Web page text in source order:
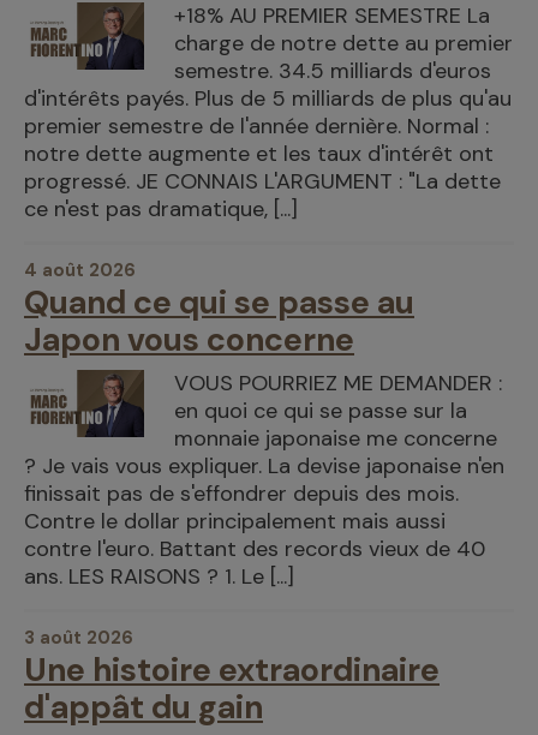
+18% AU PREMIER SEMESTRE La
charge de notre dette au premier
semestre. 34.5 milliards d'euros
d'intérêts payés. Plus de 5 milliards de plus qu'au
premier semestre de l'année dernière. Normal :
notre dette augmente et les taux d'intérêt ont
progressé. JE CONNAIS L'ARGUMENT : "La dette
ce n'est pas dramatique, [...]
4 août 2026
Quand ce qui se passe au
Japon vous concerne
VOUS POURRIEZ ME DEMANDER :
en quoi ce qui se passe sur la
monnaie japonaise me concerne
? Je vais vous expliquer. La devise japonaise n'en
finissait pas de s'effondrer depuis des mois.
Contre le dollar principalement mais aussi
contre l'euro. Battant des records vieux de 40
ans. LES RAISONS ? 1. Le [...]
3 août 2026
Une histoire extraordinaire
d'appât du gain